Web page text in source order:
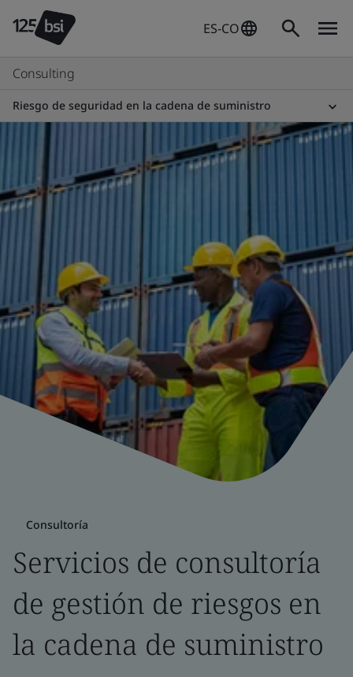
ES-CO
Consulting
Riesgo de seguridad en la cadena de suministro
Consultoría
Servicios de consultoría
de gestión de riesgos en
la cadena de suministro